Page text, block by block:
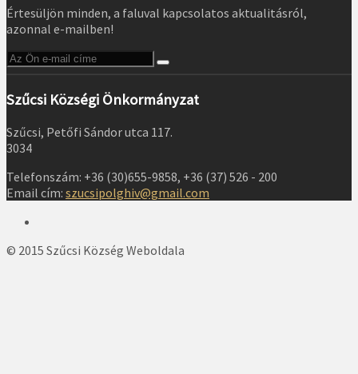
Értesüljön minden, a faluval kapcsolatos aktualitásról,
azonnal e-mailben!
Szűcsi Községi Önkormányzat
Szűcsi, Petőfi Sándor utca 117.
3034
Telefonszám: +36 (30)655-9858, +36 (37) 526 - 200
Email cím: szucsipolghiv@gmail.com
© 2015 Szűcsi Község Weboldala